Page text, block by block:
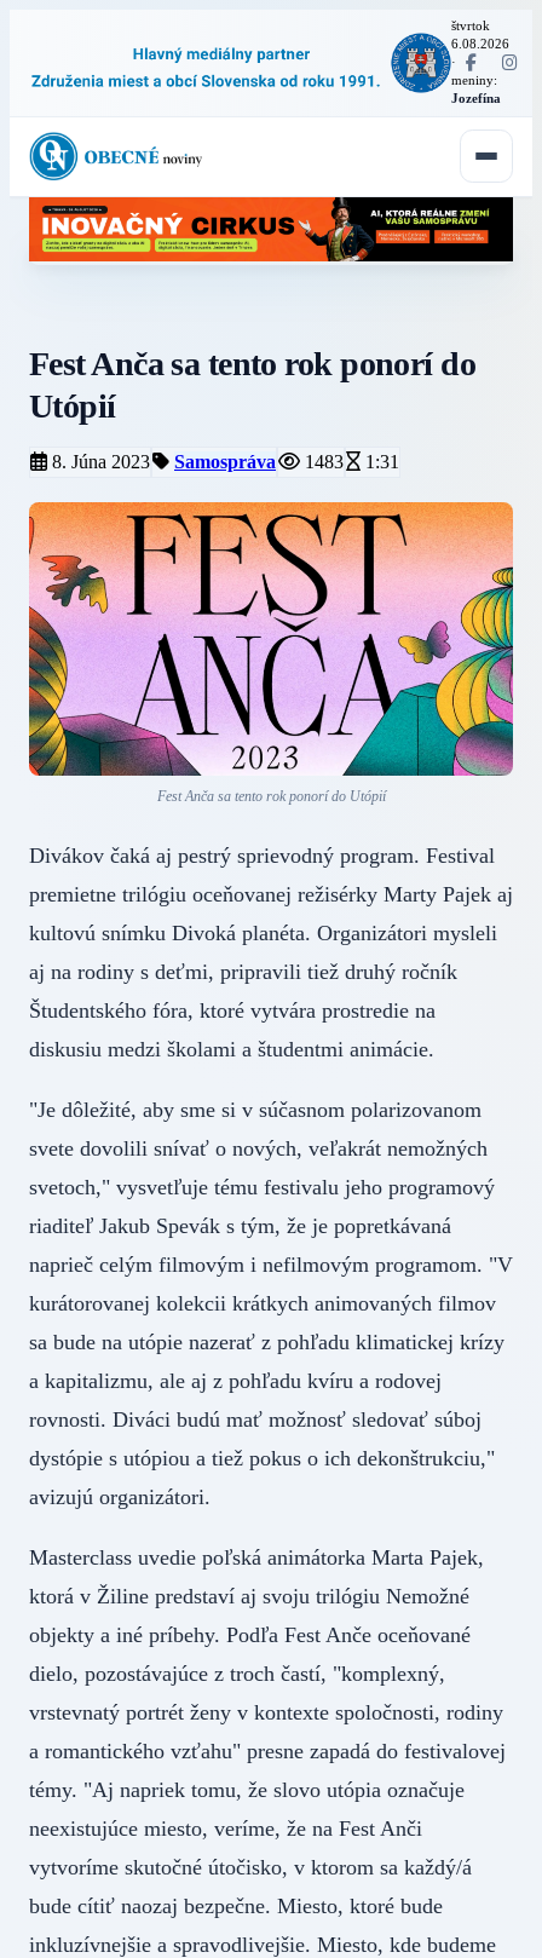
štvrtok
6.08.2026
·
meniny:
Jozefína
Fest Anča sa tento rok ponorí do
Utópií
8. Júna 2023 Samospráva 1483 1:31
Fest Anča sa tento rok ponorí do Utópií
Divákov čaká aj pestrý sprievodný program. Festival
premietne trilógiu oceňovanej režisérky Marty Pajek aj
kultovú snímku Divoká planéta. Organizátori mysleli
aj na rodiny s deťmi, pripravili tiež druhý ročník
Študentského fóra, ktoré vytvára prostredie na
diskusiu medzi školami a študentmi animácie.
"Je dôležité, aby sme si v súčasnom polarizovanom
svete dovolili snívať o nových, veľakrát nemožných
svetoch," vysvetľuje tému festivalu jeho programový
riaditeľ Jakub Spevák s tým, že je popretkávaná
naprieč celým filmovým i nefilmovým programom. "V
kurátorovanej kolekcii krátkych animovaných filmov
sa bude na utópie nazerať z pohľadu klimatickej krízy
a kapitalizmu, ale aj z pohľadu kvíru a rodovej
rovnosti. Diváci budú mať možnosť sledovať súboj
dystópie s utópiou a tiež pokus o ich dekonštrukciu,"
avizujú organizátori.
Masterclass uvedie poľská animátorka Marta Pajek,
ktorá v Žiline predstaví aj svoju trilógiu Nemožné
objekty a iné príbehy. Podľa Fest Anče oceňované
dielo, pozostávajúce z troch častí, "komplexný,
vrstevnatý portrét ženy v kontexte spoločnosti, rodiny
a romantického vzťahu" presne zapadá do festivalovej
témy. "Aj napriek tomu, že slovo utópia označuje
neexistujúce miesto, veríme, že na Fest Anči
vytvoríme skutočné útočisko, v ktorom sa každý/á
bude cítiť naozaj bezpečne. Miesto, ktoré bude
inkluzívnejšie a spravodlivejšie. Miesto, kde budeme